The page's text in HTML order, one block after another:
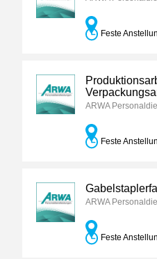
Feste
ARWA
Feste
ARWA
Feste